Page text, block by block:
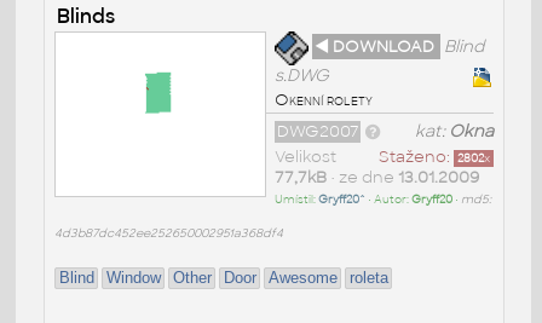
Blinds
◄ DOWNLOAD Blind
s.DWG
Okenní rolety
kat: Okna
DWG2007
Staženo: 2802x
Velikost
77,7kB• ze dne 13.01.2009
Umístil:Gryff20^ • Autor:Gryff20• md5:
4d3b87dc452ee252650002951a368df4
Blind Window Other Door Awesome roleta